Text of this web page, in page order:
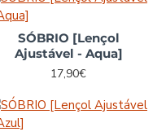
SÓBRIO [Lençol
Ajustável - Aqua]
17,90€